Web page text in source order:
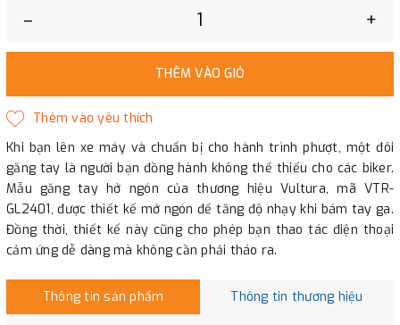
– +
THÊM VÀO GIỎ
Khi bạn lên xe máy và chuẩn bị cho hành trình phượt, một đôi
găng tay là người bạn đồng hành không thể thiếu cho các biker.
Mẫu găng tay hở ngón của thương hiệu Vultura, mã VTR-
GL2401, được thiết kế mở ngón để tăng độ nhạy khi bám tay ga.
Đồng thời, thiết kế này cũng cho phép bạn thao tác điện thoại
cảm ứng dễ dàng mà không cần phải tháo ra.
Thông tin sản phẩm Thông tin thương hiệu